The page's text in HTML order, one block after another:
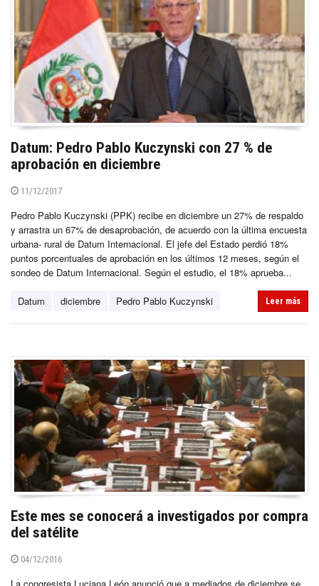
Datum: Pedro Pablo Kuczynski con 27 % de
aprobación en diciembre
11/12/2017
Pedro Pablo Kuczynski (PPK) recibe en diciembre un 27% de respaldo
y arrastra un 67% de desaprobación, de acuerdo con la última encuesta
urbana- rural de Datum Internacional. El jefe del Estado perdió 18%
puntos porcentuales de aprobación en los últimos 12 meses, según el
sondeo de Datum Internacional. Según el estudio, el 18% aprueba...
Datum diciembre Pedro Pablo Kuczynski Leer más
Este mes se conocerá a investigados por compra
del satélite
04/12/2016